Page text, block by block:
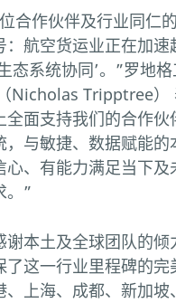
合作伙伴及行业同仁
航空货运业正在加速
态系统协同’。”罗地
Nicholas Tripptree）
全面支持我们的合作
，与敏捷、数据赋能
心、有能力满足当下
。”
谢本土及全球团队的
了这一行业里程碑的
、上海、成都、新加